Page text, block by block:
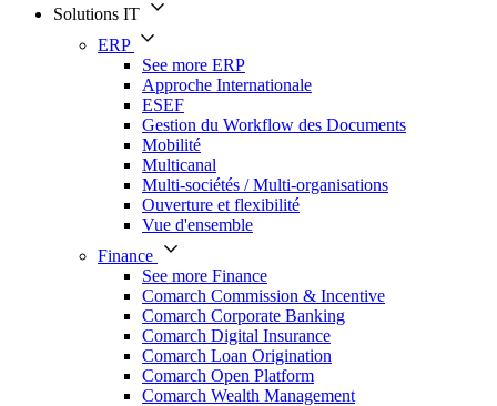
Solutions IT
ERP
See more ERP
Approche Internationale
ESEF
Gestion du Workflow des Documents
Mobilité
Multicanal
Multi-sociétés / Multi-organisations
Ouverture et flexibilité
Vue d'ensemble
Finance
See more Finance
Comarch Commission & Incentive
Comarch Corporate Banking
Comarch Digital Insurance
Comarch Loan Origination
Comarch Open Platform
Comarch Wealth Management